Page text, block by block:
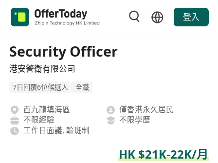
登入
Security Officer
港安警衛有限公司
7日回覆6位候選人 全職
西九龍填海區
僅香港永久居民
不限經驗
不限學歷
工作日面議, 輪班制
HK $21K-22K/月